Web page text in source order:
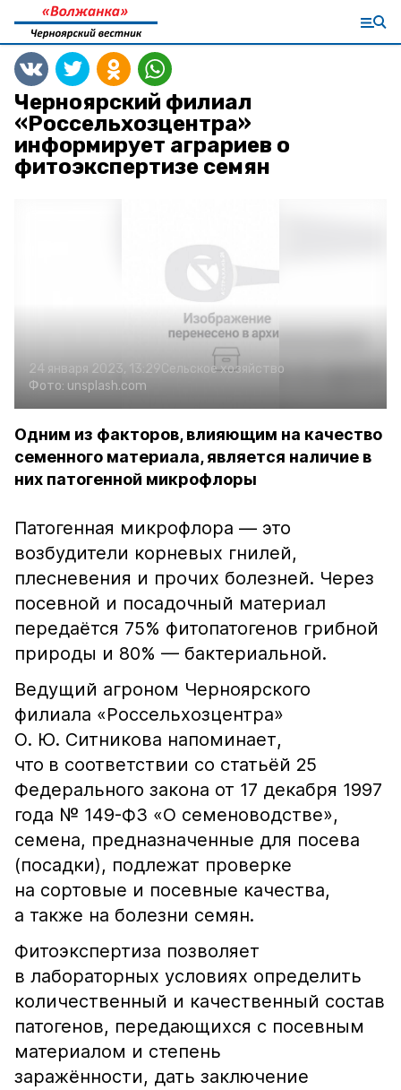
Черноярский филиал
«Россельхозцентра»
информирует аграриев о
фитоэкспертизе семян
24 января 2023, 13:29Сельское хозяйство
Фото: unsplash.com
Одним из факторов, влияющим на качество
семенного материала, является наличие в
них патогенной микрофлоры
Патогенная микрофлора — это
возбудители корневых гнилей,
плесневения и прочих болезней. Через
посевной и посадочный материал
передаётся 75% фитопатогенов грибной
природы и 80% — бактериальной.
Ведущий агроном Черноярского
филиала «Россельхозцентра»
О. Ю. Ситникова напоминает,
что в соответствии со статьёй 25
Федерального закона от 17 декабря 1997
года № 149-ФЗ «О семеноводстве»,
семена, предназначенные для посева
(посадки), подлежат проверке
на сортовые и посевные качества,
а также на болезни семян.
Фитоэкспертиза позволяет
в лабораторных условиях определить
количественный и качественный состав
патогенов, передающихся с посевным
материалом и степень
заражённости, дать заключение